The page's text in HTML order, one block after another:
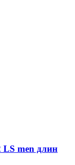
LS men длин